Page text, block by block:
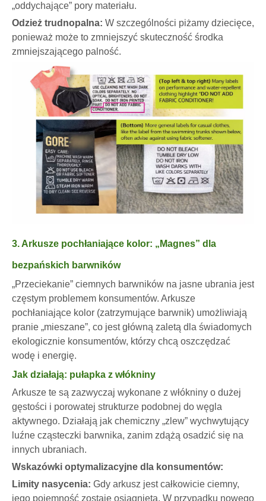
„oddychające” pory materiału.
Odzież trudnopalna: W szczególności piżamy dziecięce,
ponieważ może to zmniejszyć skuteczność środka
zmniejszającego palność.
3. Arkusze pochłaniające kolor: „Magnes” dla
bezpańskich barwników
„Przeciekanie” ciemnych barwników na jasne ubrania jest
częstym problemem konsumentów. Arkusze
pochłaniające kolor (zatrzymujące barwnik) umożliwiają
pranie „mieszane”, co jest główną zaletą dla świadomych
ekologicznie konsumentów, którzy chcą oszczędzać
wodę i energię.
Jak działają: pułapka z włókniny
Arkusze te są zazwyczaj wykonane z włókniny o dużej
gęstości i porowatej strukturze podobnej do węgla
aktywnego. Działają jak chemiczny „zlew” wychwytujący
luźne cząsteczki barwnika, zanim zdążą osadzić się na
innych ubraniach.
Wskazówki optymalizacyjne dla konsumentów:
Limity nasycenia: Gdy arkusz jest całkowicie ciemny,
jego pojemność zostaje osiągnięta. W przypadku nowego